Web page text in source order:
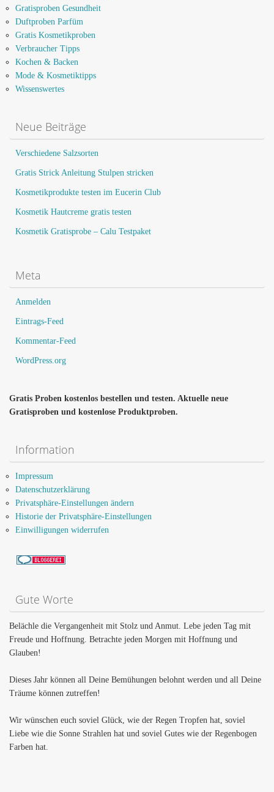
Gratisproben Gesundheit
Duftproben Parfüm
Gratis Kosmetikproben
Verbraucher Tipps
Kochen & Backen
Mode & Kosmetiktipps
Wissenswertes
Neue Beiträge
Verschiedene Salzsorten
Gratis Strick Anleitung Stulpen stricken
Kosmetikprodukte testen im Eucerin Club
Kosmetik Hautcreme gratis testen
Kosmetik Gratisprobe – Calu Testpaket
Meta
Anmelden
Eintrags-Feed
Kommentar-Feed
WordPress.org
Gratis Proben kostenlos bestellen und testen. Aktuelle neue
Gratisproben und kostenlose Produktproben.
Information
Impressum
Datenschutzerklärung
Privatsphäre-Einstellungen ändern
Historie der Privatsphäre-Einstellungen
Einwilligungen widerrufen
Gute Worte
Belächle die Vergangenheit mit Stolz und Anmut. Lebe jeden Tag mit
Freude und Hoffnung. Betrachte jeden Morgen mit Hoffnung und
Glauben!
Dieses Jahr können all Deine Bemühungen belohnt werden und all Deine
Träume können zutreffen!
Wir wünschen euch soviel Glück, wie der Regen Tropfen hat, soviel
Liebe wie die Sonne Strahlen hat und soviel Gutes wie der Regenbogen
Farben hat.